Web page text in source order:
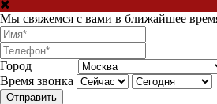
Мы свяжемся с вами в ближайшее
Город
Время звонка
Отправить